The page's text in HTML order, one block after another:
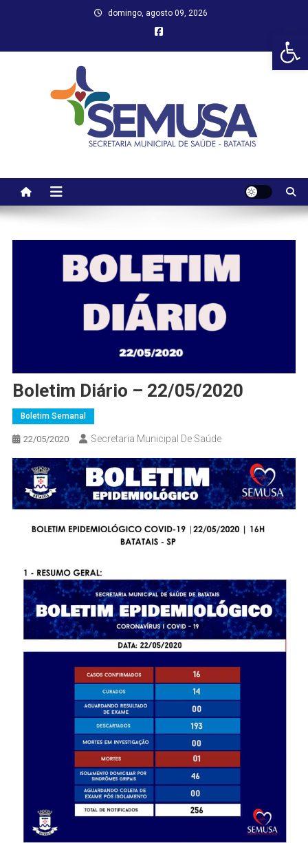
domingo, agosto 09, 2026
Boletim Diário – 22/05/2020
Boletim Semanal
22/05/2020 Secretaria Municipal De Saúde